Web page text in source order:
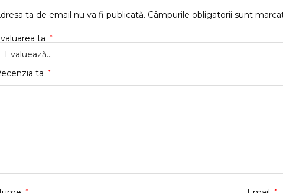
ta de email nu va fi publicată. Câmpurile obligatorii sunt
ta *
ta *
* *